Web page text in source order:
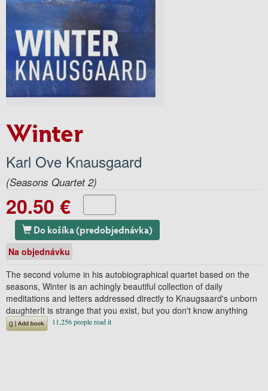
Winter
Karl Ove Knausgaard
(Seasons Quartet 2)
20.50 €
Do košíka (predobjednávka)
Na objednávku
The second volume in his autobiographical quartet based on the
seasons, Winter is an achingly beautiful collection of daily
meditations and letters addressed directly to Knaugsaard's unborn
daughterIt is strange that you exist, but you don't know anything